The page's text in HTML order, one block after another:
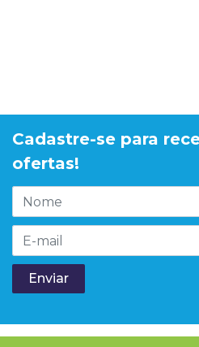
Cadastre-se para
ofertas!